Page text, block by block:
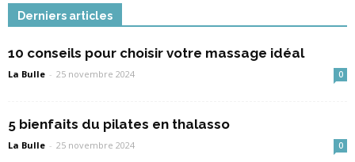
Derniers articles
10 conseils pour choisir votre massage idéal
La Bulle - 25 novembre 2024 0
5 bienfaits du pilates en thalasso
La Bulle - 25 novembre 2024 0